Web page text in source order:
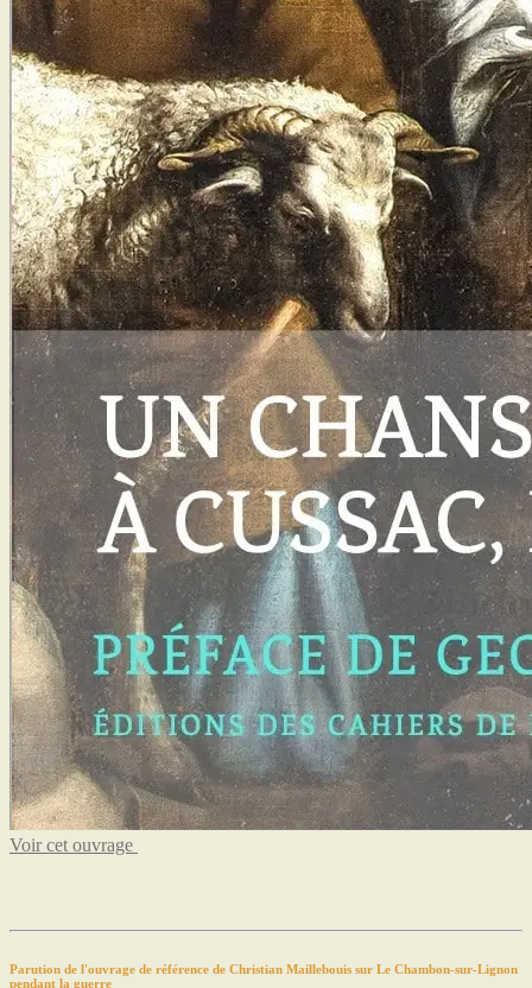
Voir cet ouvrage
Parution de l'ouvrage de référence de Christian Maillebouis sur Le Chambon-sur-Lignon
pendant la guerre